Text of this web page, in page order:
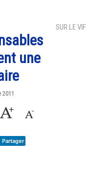
SUR LE VIF
une
Partager